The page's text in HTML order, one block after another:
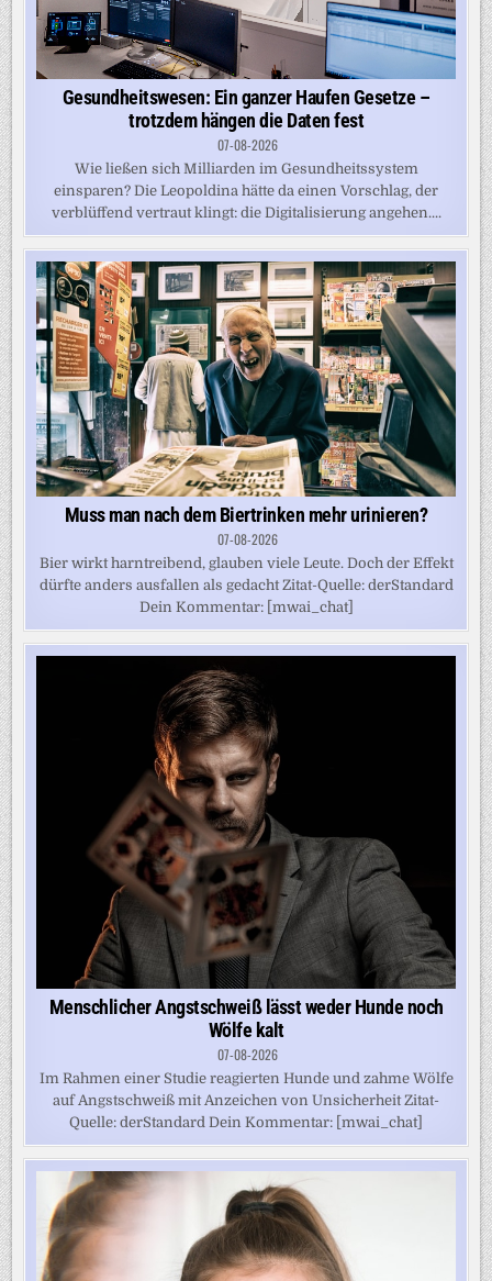
Gesundheitswesen: Ein ganzer Haufen Gesetze –
trotzdem hängen die Daten fest
07-08-2026
Wie ließen sich Milliarden im Gesundheitssystem
einsparen? Die Leopoldina hätte da einen Vorschlag, der
verblüffend vertraut klingt: die Digitalisierung angehen....
Muss man nach dem Biertrinken mehr urinieren?
07-08-2026
Bier wirkt harntreibend, glauben viele Leute. Doch der Effekt
dürfte anders ausfallen als gedacht Zitat-Quelle: derStandard
Dein Kommentar: [mwai_chat]
Menschlicher Angstschweiß lässt weder Hunde noch
Wölfe kalt
07-08-2026
Im Rahmen einer Studie reagierten Hunde und zahme Wölfe
auf Angstschweiß mit Anzeichen von Unsicherheit Zitat-
Quelle: derStandard Dein Kommentar: [mwai_chat]